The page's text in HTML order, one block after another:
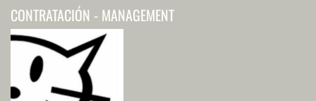
CONTRATACIÓN - MANAGEMENT